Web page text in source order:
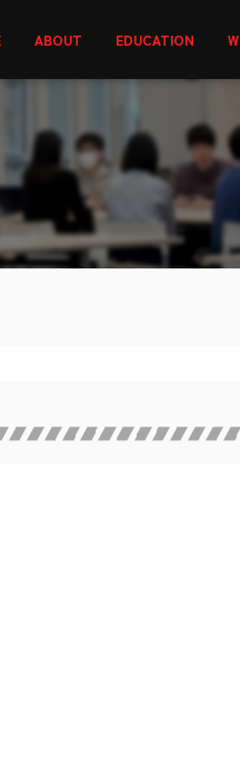
ABOUT EDUCATION